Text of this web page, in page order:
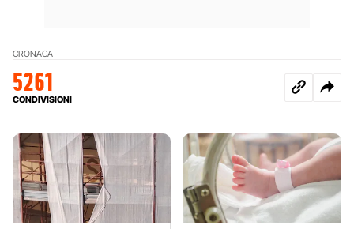
CRONACA
5261
CONDIVISIONI